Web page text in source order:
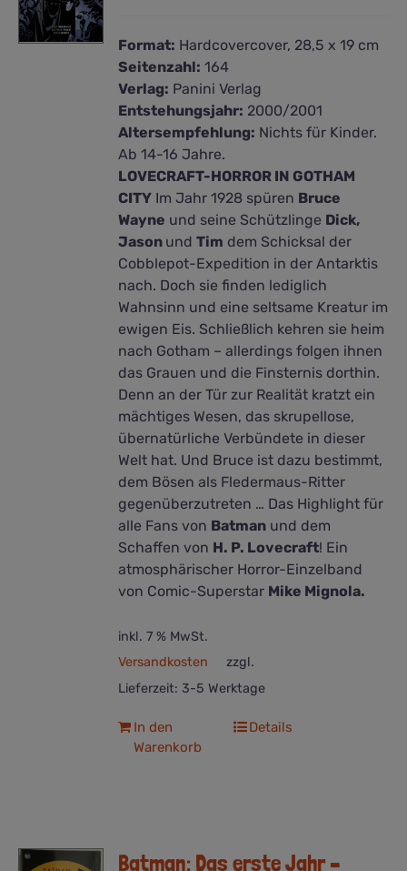
Format: Hardcovercover, 28,5 x 19 cm
Seitenzahl: 164
Verlag: Panini Verlag
Entstehungsjahr: 2000/2001
Altersempfehlung: Nichts für Kinder.
Ab 14-16 Jahre.
LOVECRAFT-HORROR IN GOTHAM
CITY Im Jahr 1928 spüren Bruce
Wayne und seine Schützlinge Dick,
Jason undTim dem Schicksal der
Cobblepot-Expedition in der Antarktis
nach. Doch sie finden lediglich
Wahnsinn und eine seltsame Kreatur im
ewigen Eis. Schließlich kehren sie heim
nach Gotham – allerdings folgen ihnen
das Grauen und die Finsternis dorthin.
Denn an der Tür zur Realität kratzt ein
mächtiges Wesen, das skrupellose,
übernatürliche Verbündete in dieser
Welt hat. Und Bruce ist dazu bestimmt,
dem Bösen als Fledermaus-Ritter
gegenüberzutreten … Das Highlight für
alle Fans von Batman und dem
Schaffen von H. P. Lovecraft! Ein
atmosphärischer Horror-Einzelband
von Comic-Superstar Mike Mignola.
inkl. 7 % MwSt.
zzgl.
Versandkosten
Lieferzeit: 3-5 Werktage
In den
Warenkorb
Details
Batman: Das erste Jahr –